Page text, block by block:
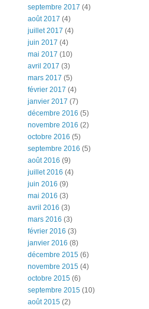
septembre 2017 (4)
août 2017 (4)
juillet 2017 (4)
juin 2017 (4)
mai 2017 (10)
avril 2017 (3)
mars 2017 (5)
février 2017 (4)
janvier 2017 (7)
décembre 2016 (5)
novembre 2016 (2)
octobre 2016 (5)
septembre 2016 (5)
août 2016 (9)
juillet 2016 (4)
juin 2016 (9)
mai 2016 (3)
avril 2016 (3)
mars 2016 (3)
février 2016 (3)
janvier 2016 (8)
décembre 2015 (6)
novembre 2015 (4)
octobre 2015 (6)
septembre 2015 (10)
août 2015 (2)